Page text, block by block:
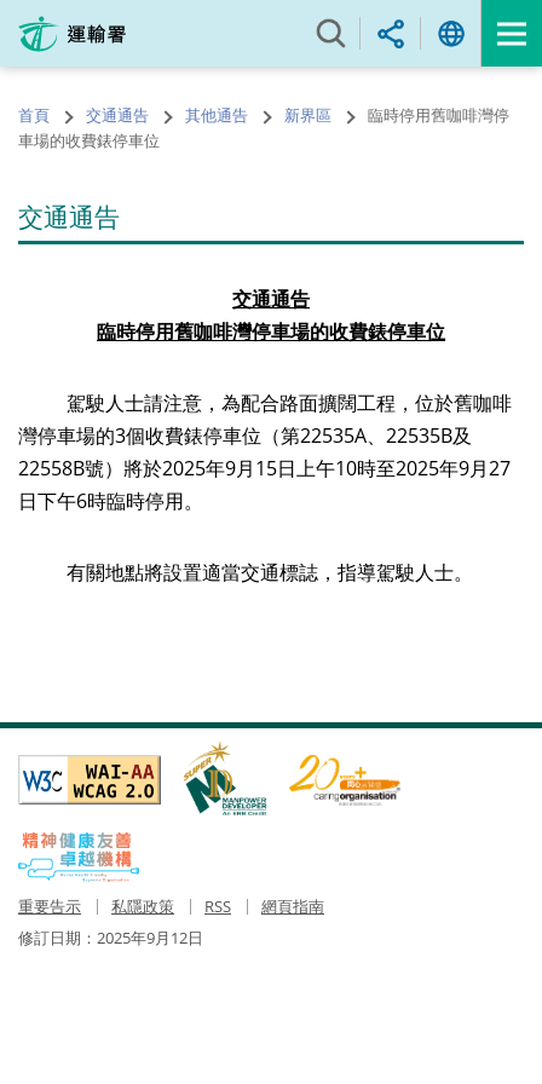
內
的
開
首頁 交通通告 其他通告 新界區
臨時停用舊咖啡灣停
車場的收費錶停車位
交通通告
交通通告
臨時停用舊咖啡灣停車場的收費錶停車位
駕駛人士請注意，為配合路面擴闊工程，位於舊咖啡
灣停車場的3個收費錶停車位（第22535A、22535B及
22558B號）將於2025年9月15日上午10時至2025年9月27
日下午6時臨時停用。
有關地點將設置適當交通標誌，指導駕駛人士。
重要告示 私隱政策 RSS
網頁指南
修訂日期： 2025年9月12日